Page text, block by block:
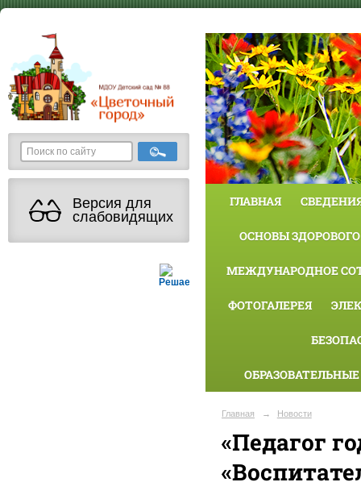
Версия для
слабовидящих
Решаем вместе
ГЛАВНАЯ
ОСНОВЫ
МЕЖДУНАРОДНОЕ
ФОТОГАЛЕРЕЯ
Главная → Новости
«Педагог